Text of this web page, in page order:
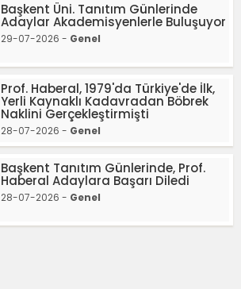
Başkent Üni. Tanıtım Günlerinde
Adaylar Akademisyenlerle Buluşuyor
29-07-2026 - Genel
Prof. Haberal, 1979'da Türkiye'de İlk,
Yerli Kaynaklı Kadavradan Böbrek
Naklini Gerçekleştirmişti
28-07-2026 - Genel
Başkent Tanıtım Günlerinde, Prof.
Haberal Adaylara Başarı Diledi
28-07-2026 - Genel